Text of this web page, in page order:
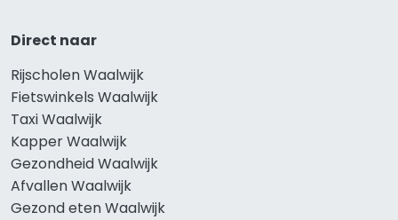
Direct naar
Rijscholen Waalwijk
Fietswinkels Waalwijk
Taxi Waalwijk
Kapper Waalwijk
Gezondheid Waalwijk
Afvallen Waalwijk
Gezond eten Waalwijk